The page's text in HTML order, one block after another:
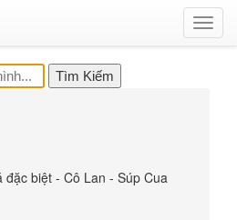
đặc biệt - Cô Lan - Súp Cua